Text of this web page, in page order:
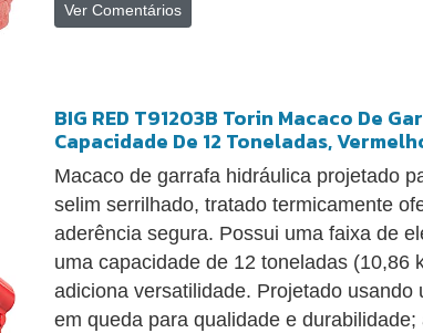
Ver Comentários
BIG RED T91203B Torin Macaco De
Capacidade De 12 Toneladas,
Macaco de garrafa hidráulica projetado
selim serrilhado, tratado termicamente
aderência segura. Possui uma faixa de
uma capacidade de 12 toneladas (10,86
adiciona versatilidade. Projetado
em queda para qualidade e